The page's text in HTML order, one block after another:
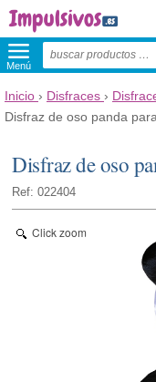
Menú
Inicio › Disfraces ›
Disfraz de oso panda
Disfraz de oso
Ref: 022404
Click zoom